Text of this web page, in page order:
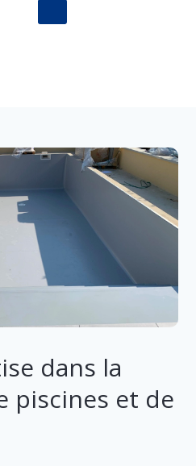
dans la
piscines et de